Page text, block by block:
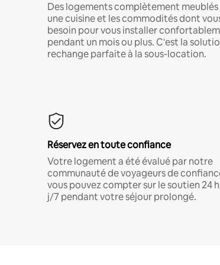
Des logements complètement meublés
une cuisine et les commodités dont
besoin pour vous installer
pendant un mois ou plus. C'est la
rechange parfaite à la sous-location.
Réservez en toute confiance
Votre logement a été évalué par notre
communauté de voyageurs de
vous pouvez compter sur le soutien 24
j/7 pendant votre séjour prolongé.